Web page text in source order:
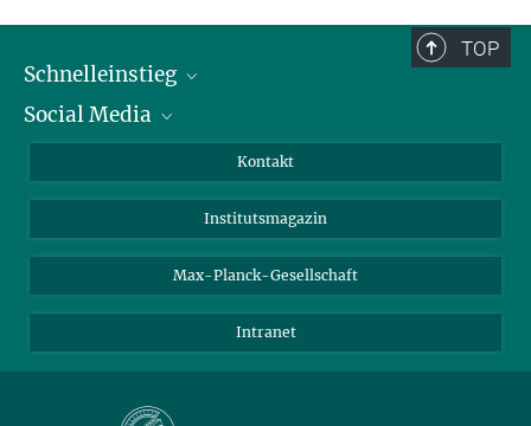
TOP
Schnelleinstieg
Alumni
Schulen
Studierende
Social Media
Facebook
YouTube
Kontakt
Institutsmagazin
Max-Planck-Gesellschaft
Intranet